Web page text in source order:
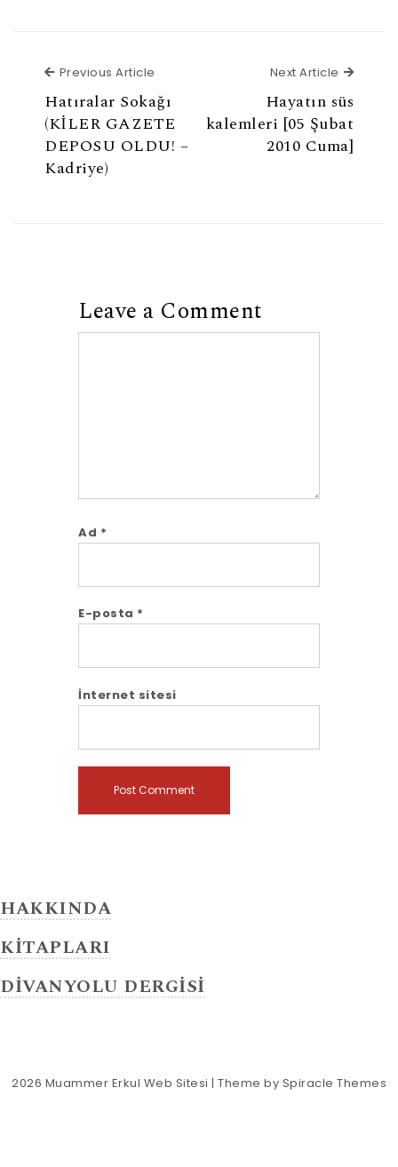
Previous Article
Hatıralar Sokağı
(KİLER GAZETE
DEPOSU OLDU! –
Kadriye)
Next Article Next
Hayatın süs
kalemleri [05 Şubat
2010 Cuma]
Leave a Comment
Ad *
E-posta *
İnternet sitesi
HAKKINDA
KİTAPLARI
DİVANYOLU DERGİSİ
2026 Muammer Erkul Web Sitesi | Theme by Spiracle Themes